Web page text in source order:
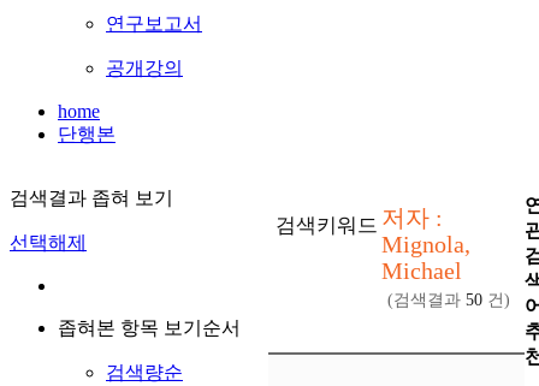
연구보고서
공개강의
home
단행본
검색결과 좁혀 보기
선택해제
좁혀본 항목 보기순서
검색량순
검색키워드 저자 :
Mignola,
Michael
(검색결과 50 건)